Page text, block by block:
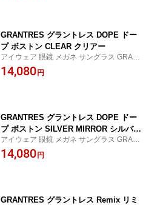
GRANTRES グラントレス DOPE ドー
プ ボストン CLEAR クリアー
アイウェア 眼鏡 メガネ サングラス GRANT
RES グラントレス タキロンローランド ロ
ックスタージャパン
14,080円
GRANTRES グラントレス DOPE ドー
プ ボストン SILVER MIRROR シルバー
ミラー
アイウェア 眼鏡 メガネ サングラス GRANT
RES グラントレス タキロンローランド ロ
ックスタージャパン
14,080円
GRANTRES グラントレス Remix リミ